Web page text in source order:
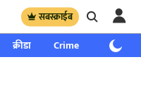
सबस्क्राईब
क्रीडा Crime साप्ताहिक